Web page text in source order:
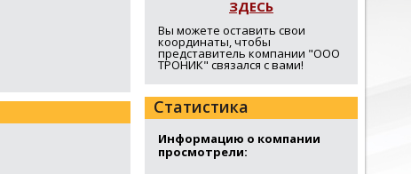
ЗДЕСЬ
Вы можете оставить свои
координаты, чтобы
представитель компании "ООО
ТРОНИК" связался с вами!
Статистика
Информацию о компании
просмотрели: